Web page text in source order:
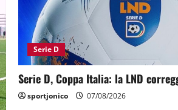
Serie D
Serie D, Coppa Italia: la LND
sportjonico 07/08/2026